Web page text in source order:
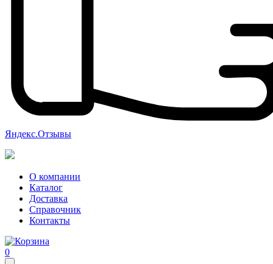
Яндекс.Отзывы
О компании
Каталог
Доставка
Справочник
Контакты
0